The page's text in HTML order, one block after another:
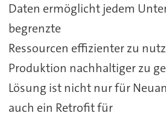
Daten ermöglicht jedem
begrenzte
Ressourcen effizienter zu
Produktion nachhaltiger zu
Lösung ist nicht nur für
auch ein Retrofit für